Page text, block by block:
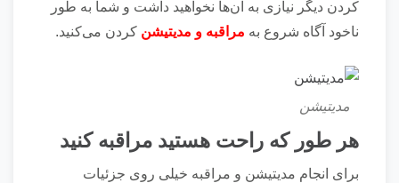
کردن دیگر نیازی به آن‌ها نخواهید داشت و شما به طور
ناخود آگاه شروع به مراقبه و مدیتیشن کردن می‌کنید.
مدیتیشن
هر طور که راحت هستید مراقبه کنید
برای انجام مدیتیشن و مراقبه خیلی روی جزئیات